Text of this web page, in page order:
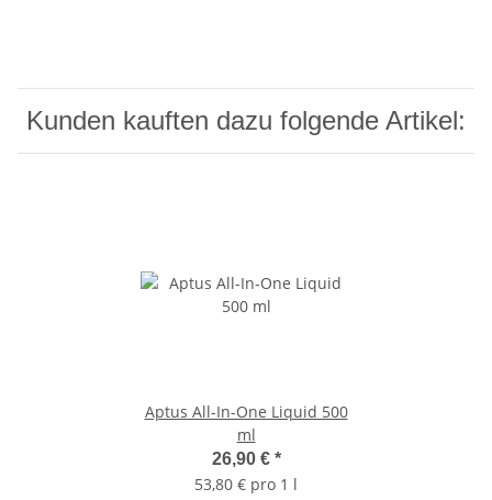
Kunden kauften dazu folgende Artikel:
Aptus All-In-One Liquid 500
ml
26,90 € *
53,80 € pro 1 l